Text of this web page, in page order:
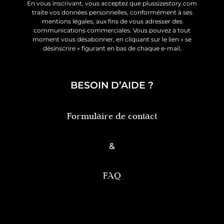
En vous inscrivant, vous acceptez que plussizestory.com
traite vos données personnelles, conformément à ses
mentions légales, aux fins de vous adresser des
communications commerciales. Vous pouvez à tout
moment vous désabonner, en cliquant sur le lien « se
désinscrire » figurant en bas de chaque e-mail.
BESOIN D’AIDE ?
Formulaire de contact
&
FAQ